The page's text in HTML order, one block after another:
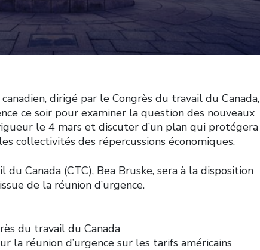
canadien, dirigé par le Congrès du travail du Canada,
ce soir pour examiner la question des nouveaux
le 4 mars et discuter d’un plan qui protégera
collectivités des répercussions économiques.
Canada (CTC), Bea Bruske, sera à la disposition
de la réunion d’urgence.
du travail du Canada
la réunion d’urgence sur les tarifs américains